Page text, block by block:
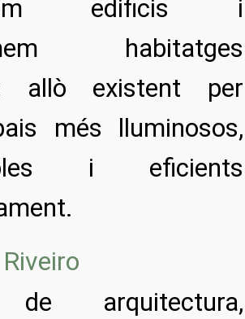
edificis i
habitatges
allò existent per
més lluminosos,
i eficients
de arquitectura,